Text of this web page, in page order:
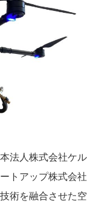
法人株式会社ケル
トアップ株式会社
術を融合させた空